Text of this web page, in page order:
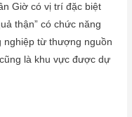
Giờ có vị trí đặc biệt
thận” có chức năng
nghiệp từ thượng nguồn
là khu vực được dự